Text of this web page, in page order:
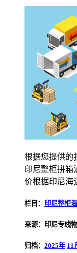
根据您提供的
印尼整柜拼箱
价根据印尼海
栏目： 印尼整柜
来源：印尼专线
归档： 2025年 11